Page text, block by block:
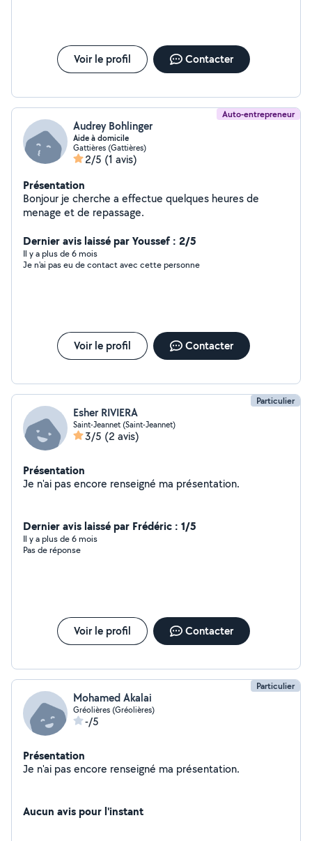
Merci de me contacter si vous êtes intéressé, même
pas téléphone.Voir le profil Contacter
Auto-entrepreneur
Audrey Bohlinger
Aide à domicile
Gattières (Gattières)
2/5 (1 avis)
Présentation
Bonjour je cherche a effectue quelques heures de
menage et de repassage.
Dernier avis laissé par Youssef : 2/5
Il y a plus de 6 mois
Je n'ai pas eu de contact avec cette personne
Voir le profil Contacter
Particulier
Esher RIVIERA
Saint-Jeannet (Saint-Jeannet)
3/5 (2 avis)
Présentation
Je n'ai pas encore renseigné ma présentation.
Dernier avis laissé par Frédéric : 1/5
Il y a plus de 6 mois
Pas de réponse
Voir le profil Contacter
Particulier
Mohamed Akalai
Gréolières (Gréolières)
-/5
Présentation
Je n'ai pas encore renseigné ma présentation.
Aucun avis pour l'instant